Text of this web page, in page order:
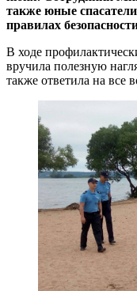
также юные
правилах
В ходе
вручила полезную
также ответила на